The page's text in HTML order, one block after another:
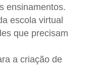
ensinamentos.
escola virtual
que precisam
a criação de